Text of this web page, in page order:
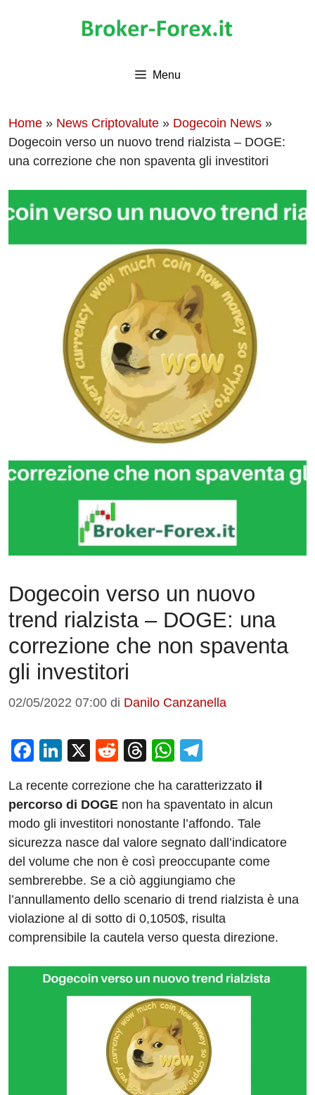
Menu
Home » News Criptovalute » Dogecoin News »
Dogecoin verso un nuovo trend rialzista – DOGE:
una correzione che non spaventa gli investitori
Dogecoin verso un nuovo
trend rialzista – DOGE: una
correzione che non spaventa
gli investitori
02/05/2022 07:00 di Danilo Canzanella
F
c
e
b
o
o
k
Li
k
e
dI
n
X
R
d
di
t
T
e
a
d
s
W
at
s
A
p
p
e
gr
a
m
La recente correzione che ha caratterizzato il
percorso di DOGE non ha spaventato in alcun
modo gli investitori nonostante l’affondo. Tale
sicurezza nasce dal valore segnato dall’indicatore
del volume che non è così preoccupante come
sembrerebbe. Se a ciò aggiungiamo che
l’annullamento dello scenario di trend rialzista è una
violazione al di sotto di 0,1050$, risulta
comprensibile la cautela verso questa direzione.